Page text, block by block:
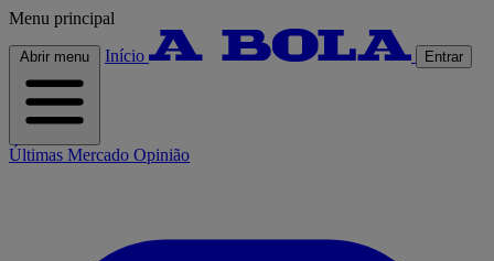
Menu principal
Abrir menu Início Entrar
Últimas Mercado Opinião